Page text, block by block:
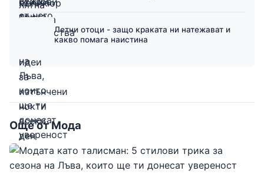
Летни отоци - защо краката ни натежават и
какво помага наистина
Още от Мода